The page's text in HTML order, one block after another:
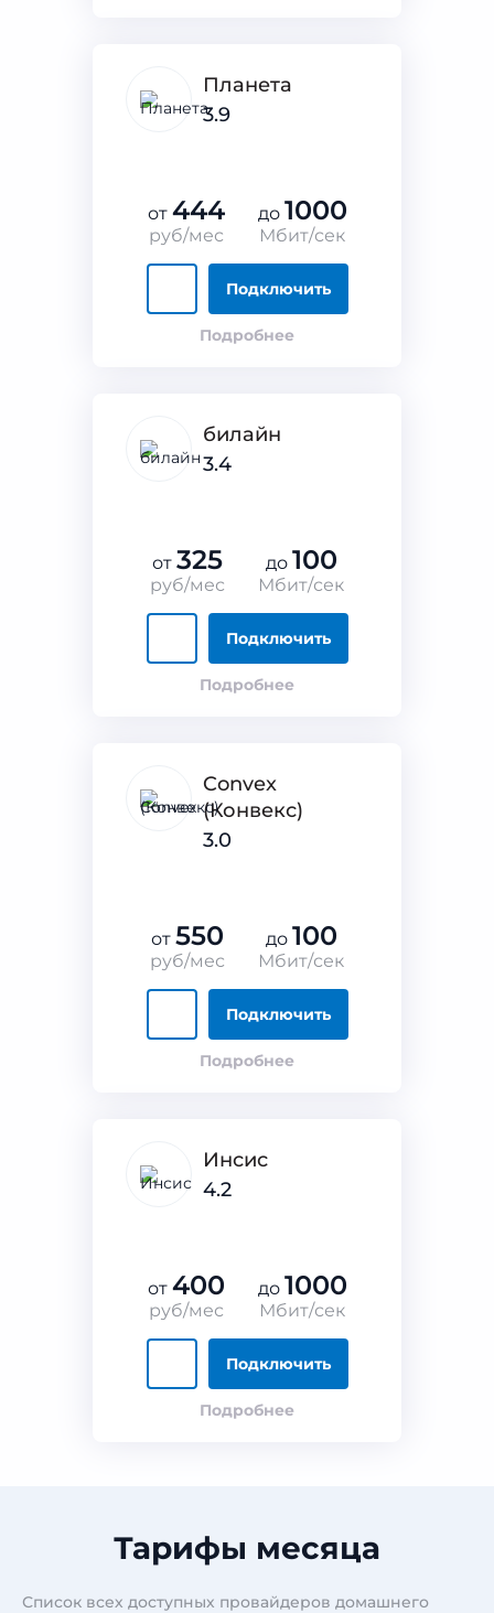
Планета
3.9
от 444
руб/мес
до 1000
Мбит/сек
Подключить
Подробнее
билайн
3.4
от 325
руб/мес
до 100
Мбит/сек
Подключить
Подробнее
Convex
(Конвекс)
3.0
от 550
руб/мес
до 100
Мбит/сек
Подключить
Подробнее
Инсис
4.2
от 400
руб/мес
до 1000
Мбит/сек
Подключить
Подробнее
Тарифы месяца
Список всех доступных провайдеров домашнего